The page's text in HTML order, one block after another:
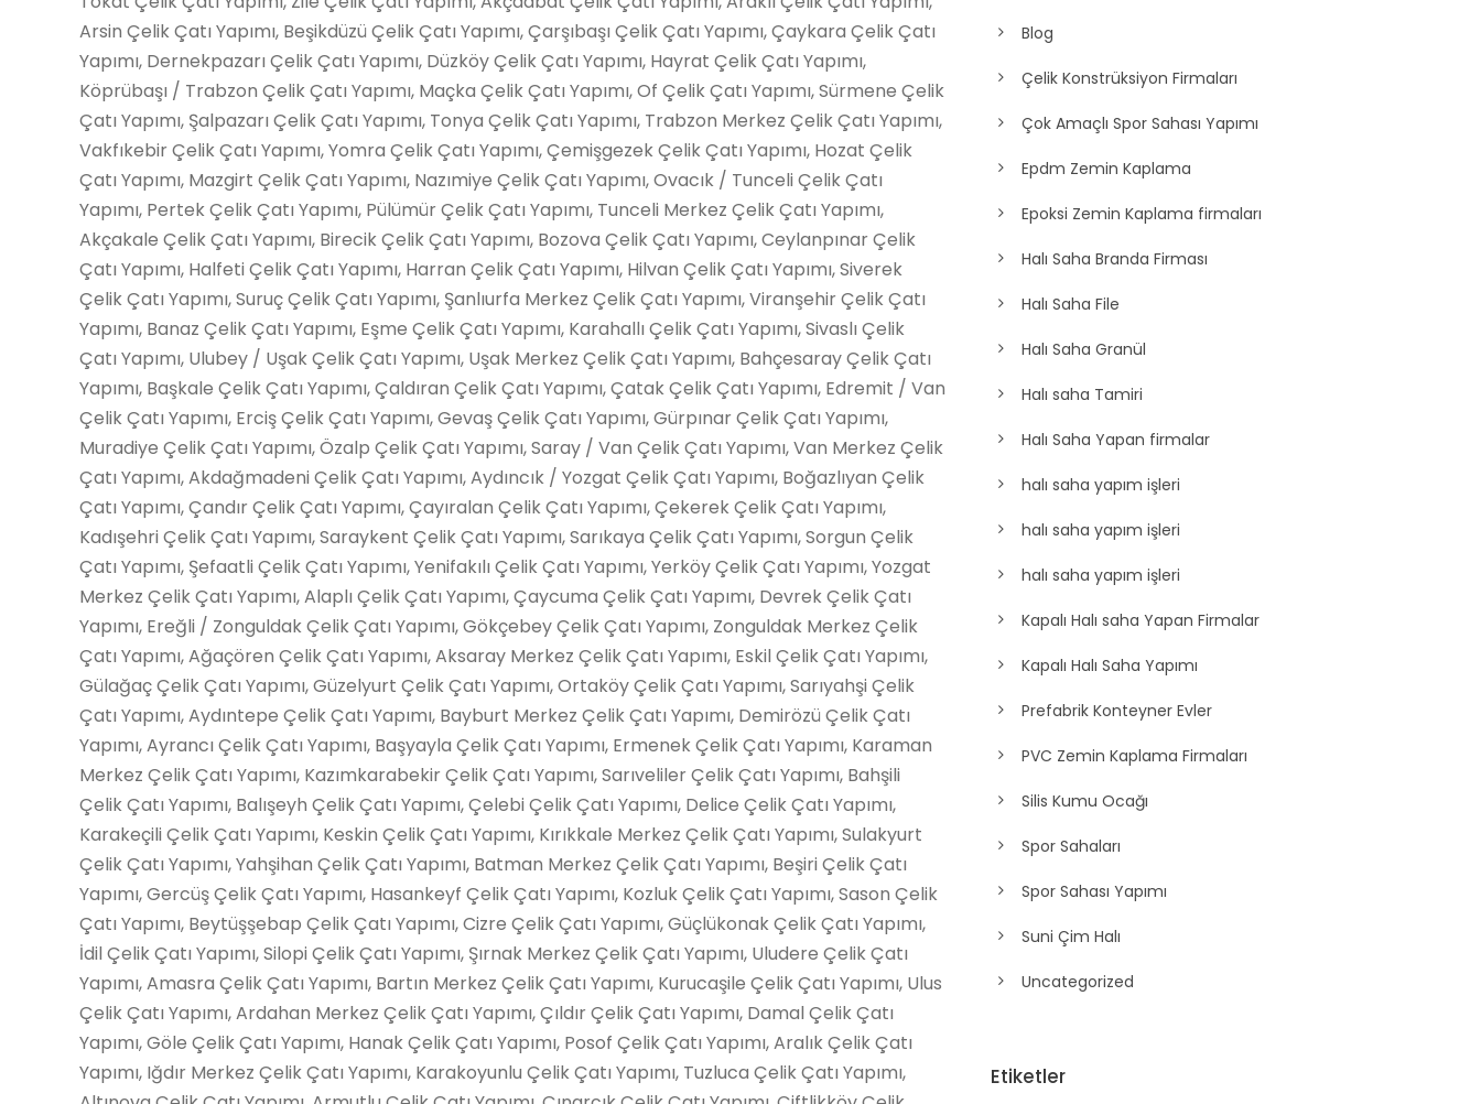
Blog
Çelik Konstrüksiyon Firmaları
Çok Amaçlı Spor Sahası Yapımı
Epdm Zemin Kaplama
Epoksi Zemin Kaplama firmaları
Halı Saha Branda Firması
Halı Saha File
Halı Saha Granül
Halı saha Tamiri
Halı Saha Yapan firmalar
halı saha yapım işleri
halı saha yapım işleri
halı saha yapım işleri
Kapalı Halı saha Yapan Firmalar
Kapalı Halı Saha Yapımı
Prefabrik Konteyner Evler
PVC Zemin Kaplama Firmaları
Silis Kumu Ocağı
Spor Sahaları
Spor Sahası Yapımı
Suni Çim Halı
Uncategorized
Etiketler